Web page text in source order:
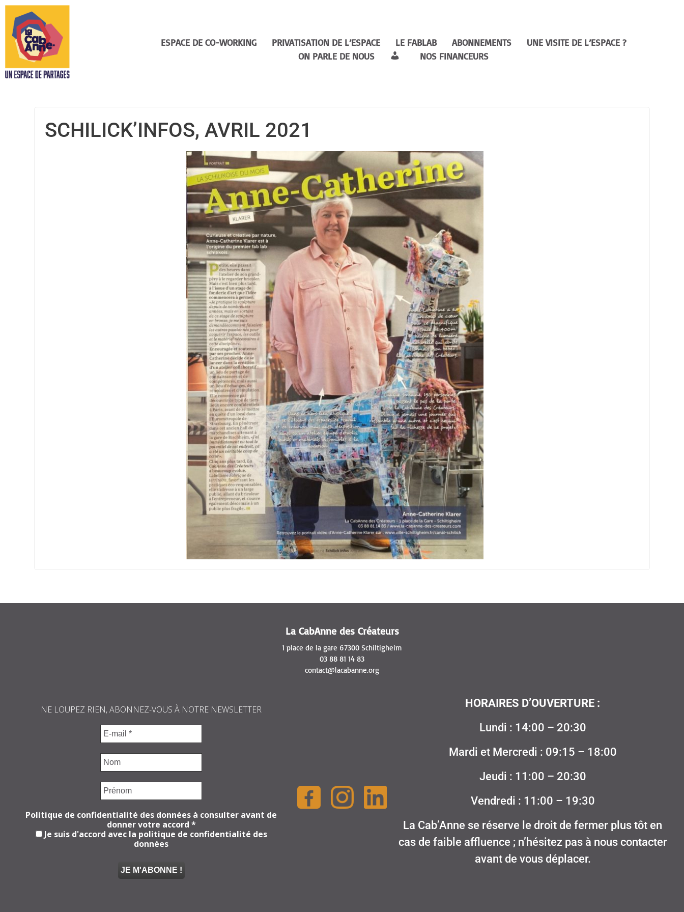
ESPACE DE CO-WORKING PRIVATISATION DE L’ESPACE LE FABLAB ABONNEMENTS
UNE VISITE DE L’ESPACE ?
ON PARLE DE NOUS
NOS FINANCEURS
SCHILICK’INFOS, AVRIL 2021
La CabAnne des Créateurs
1 place de la gare 67300 Schiltigheim
03 88 81 14 83
contact@lacabanne.org
NE LOUPEZ RIEN, ABONNEZ-VOUS À NOTRE NEWSLETTER
Politique de confidentialité des données à consulter avant de
donner votre accord *
Je suis d'accord avec la politique de confidentialité des
données
HORAIRES D’OUVERTURE :
Lundi : 14:00 – 20:30
Mardi et Mercredi : 09:15 – 18:00
Jeudi : 11:00 – 20:30
Vendredi : 11:00 – 19:30
La Cab’Anne se réserve le droit de fermer plus tôt en
cas de faible affluence ; n’hésitez pas à nous contacter
avant de vous déplacer.